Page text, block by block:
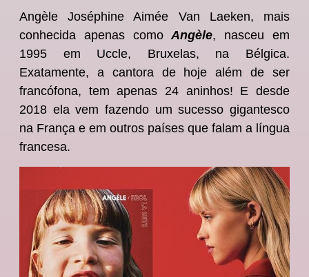
Angèle Joséphine Aimée Van Laeken, mais
conhecida apenas comoAngèle, nasceu em
1995 em Uccle, Bruxelas, na Bélgica.
Exatamente, a cantora de hoje além de ser
francófona, tem apenas 24 aninhos! E desde
2018 ela vem fazendo um sucesso gigantesco
na França e em outros países que falam a língua
francesa.